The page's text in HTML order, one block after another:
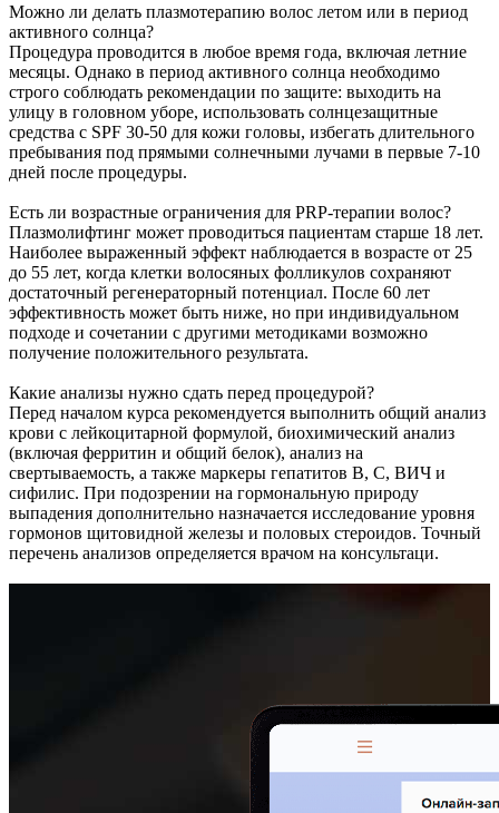
Можно ли делать плазмотерапию волос летом или в период
активного солнца?
Процедура проводится в любое время года, включая летние
месяцы. Однако в период активного солнца необходимо
строго соблюдать рекомендации по защите: выходить на
улицу в головном уборе, использовать солнцезащитные
средства с SPF 30-50 для кожи головы, избегать длительного
пребывания под прямыми солнечными лучами в первые 7-10
дней после процедуры.
Есть ли возрастные ограничения для PRP-терапии волос?
Плазмолифтинг может проводиться пациентам старше 18 лет.
Наиболее выраженный эффект наблюдается в возрасте от 25
до 55 лет, когда клетки волосяных фолликулов сохраняют
достаточный регенераторный потенциал. После 60 лет
эффективность может быть ниже, но при индивидуальном
подходе и сочетании с другими методиками возможно
получение положительного результата.
Какие анализы нужно сдать перед процедурой?
Перед началом курса рекомендуется выполнить общий анализ
крови с лейкоцитарной формулой, биохимический анализ
(включая ферритин и общий белок), анализ на
свертываемость, а также маркеры гепатитов В, С, ВИЧ и
сифилис. При подозрении на гормональную природу
выпадения дополнительно назначается исследование уровня
гормонов щитовидной железы и половых стероидов. Точный
перечень анализов определяется врачом на консультаци.